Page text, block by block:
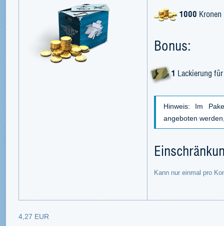
1000 Kronen
Bonus:
1 Lackierung
Hinweis: Im
angeboten
Kann nur einmal pro
4,27 EUR